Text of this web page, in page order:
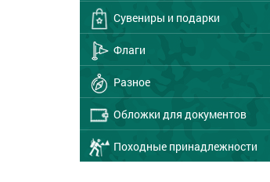
Сувениры и подарки
Флаги
Разное
Обложки для документов
Походные принадлежности